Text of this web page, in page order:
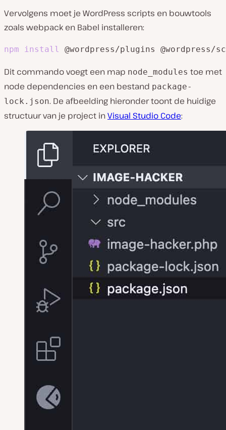
Vervolgens moet je WordPress scripts en bouwtools
zoals webpack en Babel installeren:
npm install @wordpress/plugins
Dit commando voegt een map node_modules toe met
node dependencies en een bestand package-
lock.json. De afbeelding hieronder toont de huidige
structuur van je project inVisual Studio Code: